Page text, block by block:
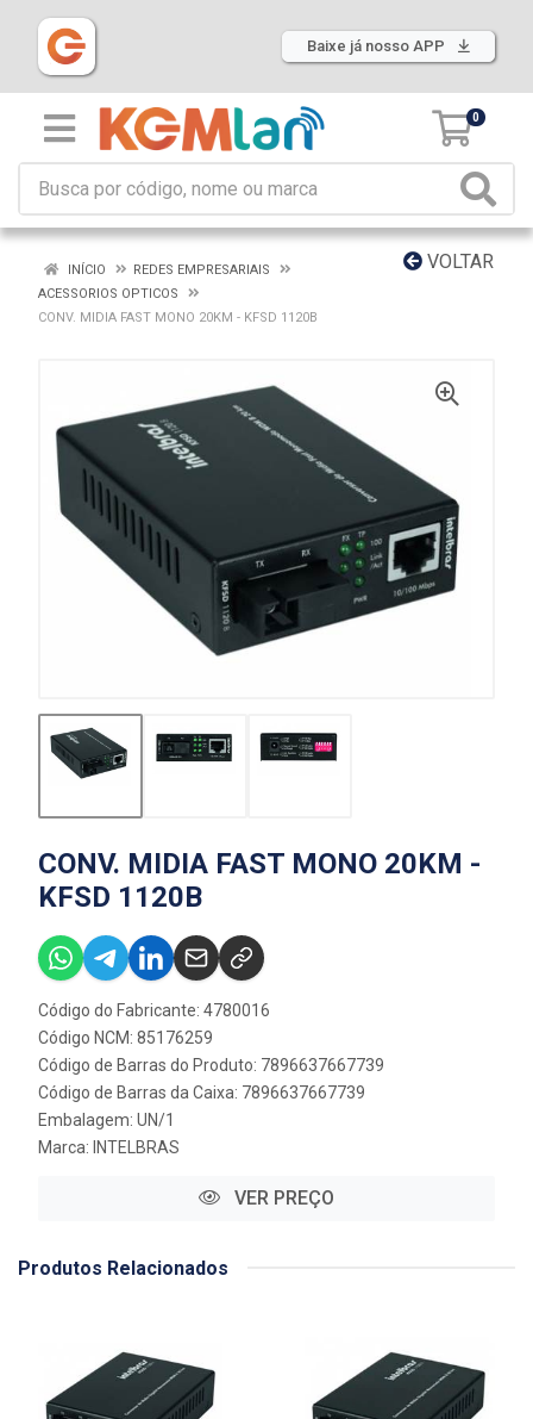
Baixe já nosso APP
0
VOLTAR
INÍCIO
REDES EMPRESARIAIS
ACESSORIOS OPTICOS
CONV. MIDIA FAST MONO 20KM - KFSD 1120B
CONV. MIDIA FAST MONO 20KM -
KFSD 1120B
Código do Fabricante: 4780016
Código NCM: 85176259
Código de Barras do Produto: 7896637667739
Código de Barras da Caixa: 7896637667739
Embalagem: UN/1
Marca: INTELBRAS
VER PREÇO
Produtos Relacionados